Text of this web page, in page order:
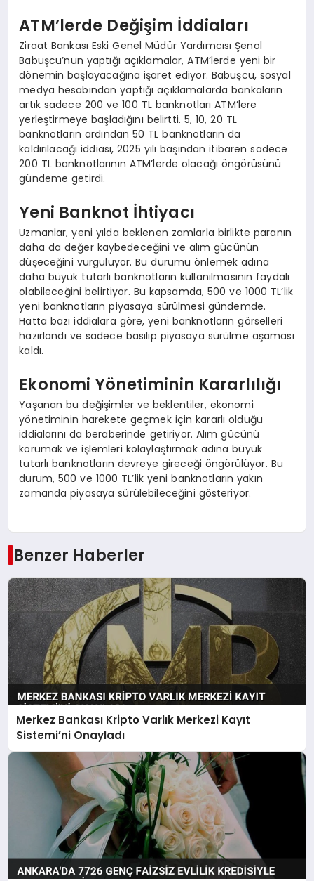
ATM’lerde Değişim İddiaları
Ziraat Bankası Eski Genel Müdür Yardımcısı Şenol
Babuşcu’nun yaptığı açıklamalar, ATM’lerde yeni bir
dönemin başlayacağına işaret ediyor. Babuşcu, sosyal
medya hesabından yaptığı açıklamalarda bankaların
artık sadece 200 ve 100 TL banknotları ATM’lere
yerleştirmeye başladığını belirtti. 5, 10, 20 TL
banknotların ardından 50 TL banknotların da
kaldırılacağı iddiası, 2025 yılı başından itibaren sadece
200 TL banknotlarının ATM’lerde olacağı öngörüsünü
gündeme getirdi.
Yeni Banknot İhtiyacı
Uzmanlar, yeni yılda beklenen zamlarla birlikte paranın
daha da değer kaybedeceğini ve alım gücünün
düşeceğini vurguluyor. Bu durumu önlemek adına
daha büyük tutarlı banknotların kullanılmasının faydalı
olabileceğini belirtiyor. Bu kapsamda, 500 ve 1000 TL’lik
yeni banknotların piyasaya sürülmesi gündemde.
Hatta bazı iddialara göre, yeni banknotların görselleri
hazırlandı ve sadece basılıp piyasaya sürülme aşaması
kaldı.
Ekonomi Yönetiminin Kararlılığı
Yaşanan bu değişimler ve beklentiler, ekonomi
yönetiminin harekete geçmek için kararlı olduğu
iddialarını da beraberinde getiriyor. Alım gücünü
korumak ve işlemleri kolaylaştırmak adına büyük
tutarlı banknotların devreye gireceği öngörülüyor. Bu
durum, 500 ve 1000 TL’lik yeni banknotların yakın
zamanda piyasaya sürülebileceğini gösteriyor.
Benzer Haberler
Merkez Bankası Kripto Varlık Merkezi Kayıt
Sistemi’ni Onayladı